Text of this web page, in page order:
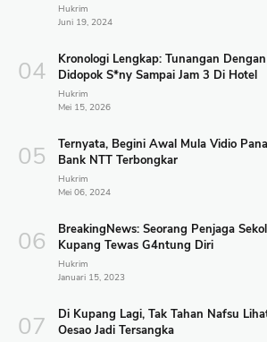
Hukrim
Juni 19, 2024
Kronologi Lengkap: Tunangan
Didopok S*ny Sampai Jam 3 Di Hotel
Hukrim
Mei 15, 2026
Ternyata, Begini Awal Mula Vidio
Bank NTT Terbongkar
Hukrim
Mei 06, 2024
BreakingNews: Seorang Penjaga
Kupang Tewas G4ntung Diri
Hukrim
Januari 15, 2023
Di Kupang Lagi, Tak Tahan Nafsu
Oesao Jadi Tersangka